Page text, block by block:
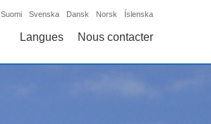
Suomi Svenska Dansk Norsk Íslenska
Langues Nous contacter